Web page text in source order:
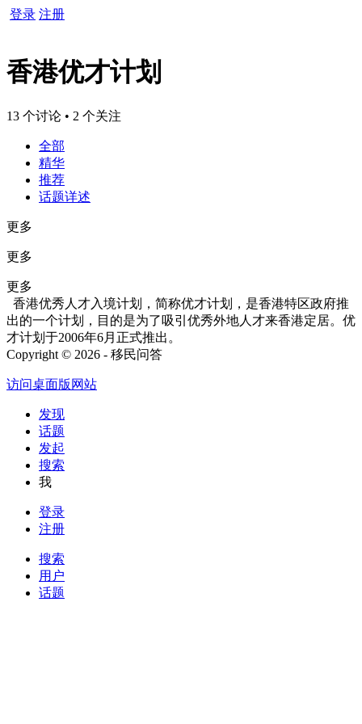
登录 注册
香港优才计划
13 个讨论 • 2 个关注
全部
精华
推荐
话题详述
更多
更多
更多
香港优秀人才入境计划，简称优才计划，是香港特区政府推
出的一个计划，目的是为了吸引优秀外地人才来香港定居。优
才计划于2006年6月正式推出。
Copyright © 2026 - 移民问答
访问桌面版网站
发现
话题
发起
搜索
我
登录
注册
搜索
用户
话题